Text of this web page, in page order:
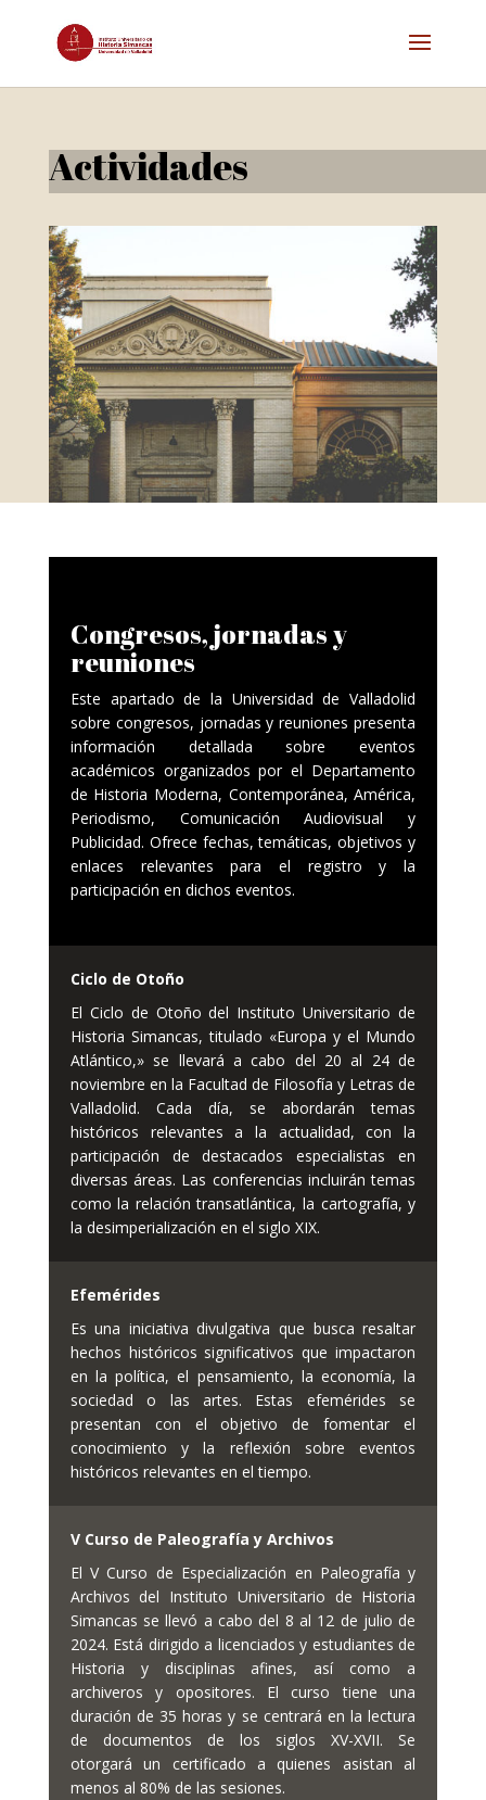
Actividades
Congresos, jornadas y
reuniones
Este apartado de la Universidad de Valladolid
sobre congresos, jornadas y reuniones presenta
información detallada sobre eventos
académicos organizados por el Departamento
de Historia Moderna, Contemporánea, América,
Periodismo, Comunicación Audiovisual y
Publicidad. Ofrece fechas, temáticas, objetivos y
enlaces relevantes para el registro y la
participación en dichos eventos.
Ciclo de Otoño
El Ciclo de Otoño del Instituto Universitario de
Historia Simancas, titulado «Europa y el Mundo
Atlántico,» se llevará a cabo del 20 al 24 de
noviembre en la Facultad de Filosofía y Letras de
Valladolid. Cada día, se abordarán temas
históricos relevantes a la actualidad, con la
participación de destacados especialistas en
diversas áreas. Las conferencias incluirán temas
como la relación transatlántica, la cartografía, y
la desimperialización en el siglo XIX.
Efemérides
Es una iniciativa divulgativa que busca resaltar
hechos históricos significativos que impactaron
en la política, el pensamiento, la economía, la
sociedad o las artes. Estas efemérides se
presentan con el objetivo de fomentar el
conocimiento y la reflexión sobre eventos
históricos relevantes en el tiempo.
V Curso de Paleografía y Archivos
El V Curso de Especialización en Paleografía y
Archivos del Instituto Universitario de Historia
Simancas se llevó a cabo del 8 al 12 de julio de
2024. Está dirigido a licenciados y estudiantes de
Historia y disciplinas afines, así como a
archiveros y opositores. El curso tiene una
duración de 35 horas y se centrará en la lectura
de documentos de los siglos XV-XVII. Se
otorgará un certificado a quienes asistan al
menos al 80% de las sesiones.